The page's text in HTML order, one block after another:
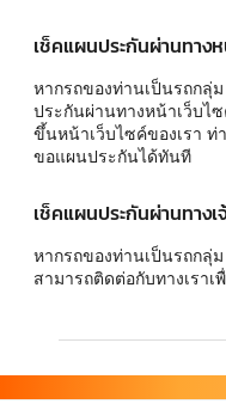
เช็คแผนประกันผ่านทางห
หากรถของท่านเป็นรถกลุ่
ประกันผ่านทางหน้าเว็บไ
ขึ้นหน้าเว็บไซค์ของเรา ท่
ขอแผนประกันได้ทันที
เช็คแผนประกันผ่านทางเ
หากรถของท่านเป็นรถกลุ่
สามารถติดต่อกับทางเรา